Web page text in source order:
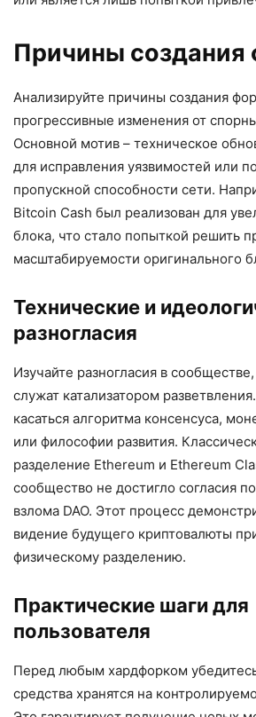
Причины создания
Анализируйте причины создания
прогрессивные изменения от
Основной мотив – техническое
для исправления уязвимостей или
пропускной способности сети.
Bitcoin Cash был реализован для
блока, что стало попыткой решить
масштабируемости оригинального
Технические и
разногласия
Изучайте разногласия в
служат катализатором
касаться алгоритма консенсуса,
или философии развития.
разделение Ethereum и Ethereum
сообщество не достигло согласия
взлома DAO. Этот процесс
видение будущего криптовалюты
физическому разделению.
Практические шаги для
пользователя
Перед любым хардфорком
средства хранятся на